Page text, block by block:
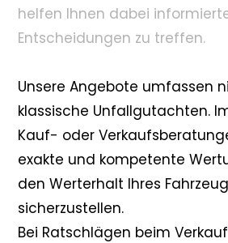
helfen Ihnen dabei
Entscheidungen zu treffen.
Unsere Angebote umfassen
klassische Unfallgutachten.
Kauf- oder
exakte und kompetente
den Werterhalt Ihres
sicherzustellen.
Bei Ratschlägen beim